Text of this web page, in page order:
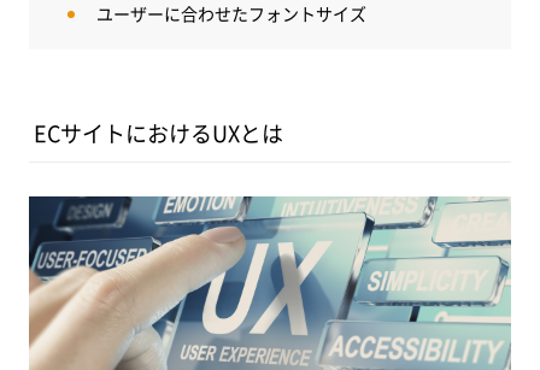
ユーザーに合わせたフォントサイズ
ECサイトにおけるUXとは